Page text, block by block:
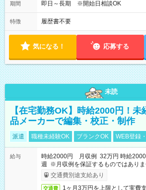
期間 即日～長期 ※開始日相談OK
特徴 履歴書不要
気になる！ 応募する
未読
【在宅勤務OK】時給2000円！
品メーカーで編集・校正・制作
派遣 職種未経験OK ブランクOK WEB登録
給与
時給2000円 月収例 32万円 時給
週 ※月収例を保証するものではあり
ービス利用可（利用条件有）
交通費別途支給あり
交通費 1ヶ月3万円を上限として実費